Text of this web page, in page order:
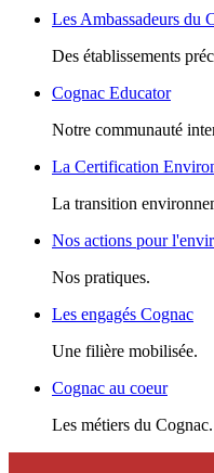
Les Ambassadeurs du
Des établissements
Cognac Educator
Notre communauté
La Certification
La transition
Nos actions pour
Nos pratiques.
Les engagés Cognac
Une filière mobilisée.
Cognac au coeur
Les métiers du Cognac.